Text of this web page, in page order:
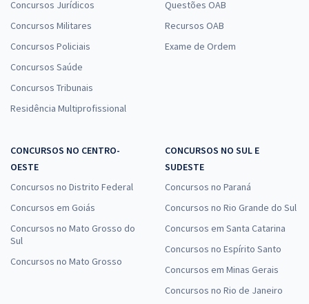
Concursos Jurídicos
Concursos Militares
Concursos Policiais
Concursos Saúde
Concursos Tribunais
Residência Multiprofissional
Questões OAB
Recursos OAB
Exame de Ordem
CONCURSOS NO CENTRO-
OESTE
Concursos no Distrito Federal
Concursos em Goiás
Concursos no Mato Grosso do
Sul
Concursos no Mato Grosso
CONCURSOS NO SUL E
SUDESTE
Concursos no Paraná
Concursos no Rio Grande do Sul
Concursos em Santa Catarina
Concursos no Espírito Santo
Concursos em Minas Gerais
Concursos no Rio de Janeiro